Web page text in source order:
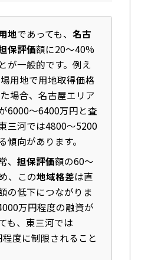
地であっても、 名古
保評価額に20〜40%
が一般的です。例え
用地で用地取得価格
場合、名古屋エリア
6000〜6400万円と査
三河では4800〜5200
傾向があります。
担保評価額の60〜
、この地域格差は直
の低下につながりま
万円程度の融資が
も、東三河では
度に制限されること